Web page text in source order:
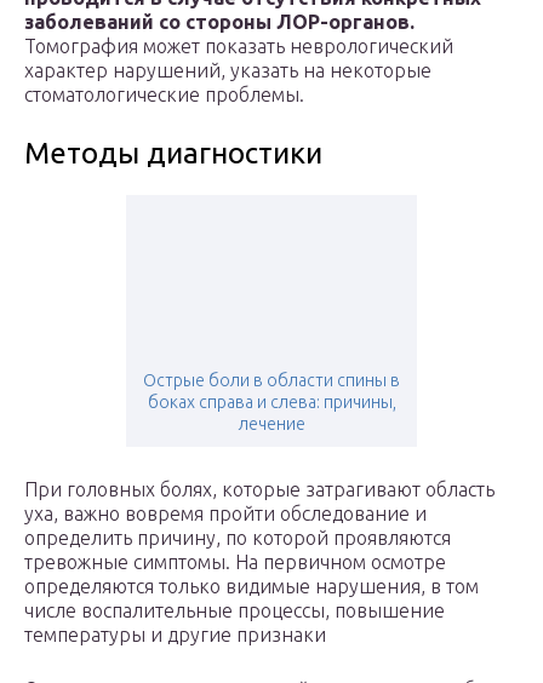
заболеваний со стороны ЛОР-органов.
Томография может показать неврологический
характер нарушений, указать на некоторые
стоматологические проблемы.
Методы диагностики
Острые боли в области спины в
боках справа и слева: причины,
лечение
При головных болях, которые затрагивают область
уха, важно вовремя пройти обследование и
определить причину, по которой проявляются
тревожные симптомы. На первичном осмотре
определяются только видимые нарушения, в том
числе воспалительные процессы, повышение
температуры и другие признаки